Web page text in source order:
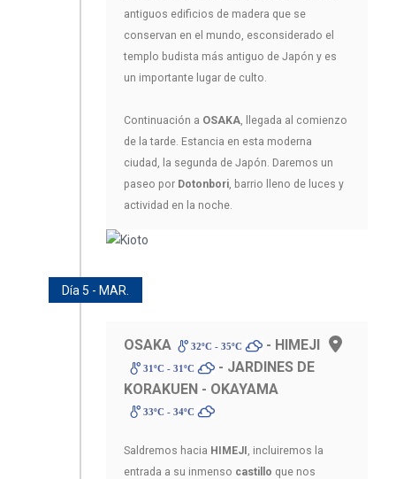
antiguos edificios de madera que se
conservan en el mundo, esconsiderado el
templo budista más antiguo de Japón y es
un importante lugar de culto.
Continuación a OSAKA, llegada al comienzo
de la tarde. Estancia en esta moderna
ciudad, la segunda de Japón. Daremos un
paseo por Dotonbori, barrio lleno de luces y
actividad en la noche.
Día 5 - MAR.
OSAKA 32ºC - 35ºC - HIMEJI
31ºC - 31ºC
- JARDINES DE
KORAKUEN - OKAYAMA
33ºC - 34ºC
Saldremos hacia HIMEJI, incluiremos la
entrada a su inmenso castillo que nos